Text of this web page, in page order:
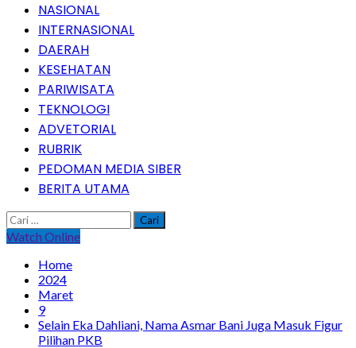
NASIONAL
INTERNASIONAL
DAERAH
KESEHATAN
PARIWISATA
TEKNOLOGI
ADVETORIAL
RUBRIK
PEDOMAN MEDIA SIBER
BERITA UTAMA
Cari
untuk:
Watch Online
Home
2024
Maret
9
Selain Eka Dahliani, Nama Asmar Bani Juga Masuk Figur
Pilihan PKB